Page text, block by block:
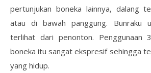
pertunjukan boneka lainnya, dalang
atau di bawah panggung. Bunraku
terlihat dari penonton. Penggunaan
boneka itu sangat ekspresif sehingga
yang hidup.